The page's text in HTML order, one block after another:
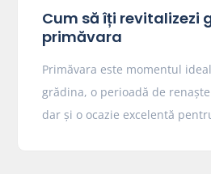
Cum să îți revitalizezi
primăvara
Primăvara este momentul
grădina, o perioadă de
dar și o ocazie excelentă